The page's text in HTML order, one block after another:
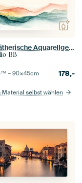
Dieses ätherische Aquarellgemälde zeigt eine ruhige Bergwelt bei Sonnenaufgang. Weiche, fließende Linien sorgen für Harmonie, während warme und kühle Töne für Ausgewogenheit sorgen. Neblige Wälder verleihen dem Bild Tiefe und der helle Horizont lässt Hoffnung aufkommen. Das Werk lädt zum Nachdenken in einer verträumten Welt ein, in der Ruhe herrscht.
BB
–90×45cm 178,-
Material selbst wählen